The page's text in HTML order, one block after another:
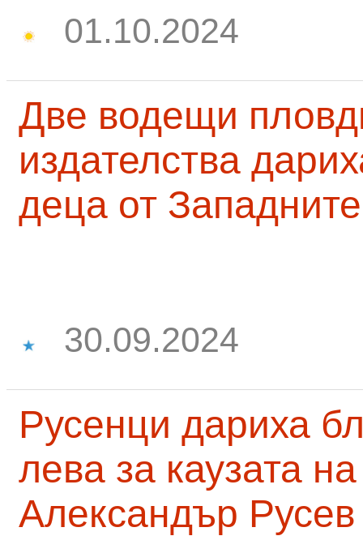
01.10.2024
Две водещи
издателства
деца от
30.09.2024
Русенци дариха
лева за каузата
Александър Русев